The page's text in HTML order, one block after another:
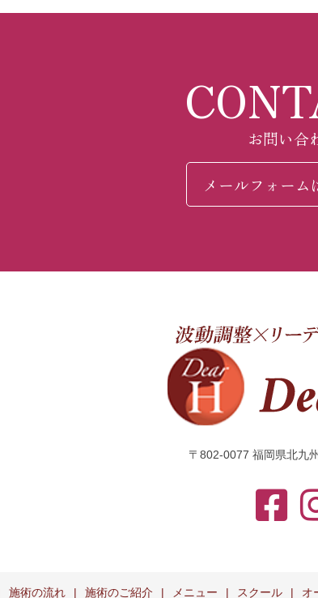
お問い合
メールフォーム
〒802-0077 福岡県北九
施術の流れ 施術のご紹介 メニュー スクール オ